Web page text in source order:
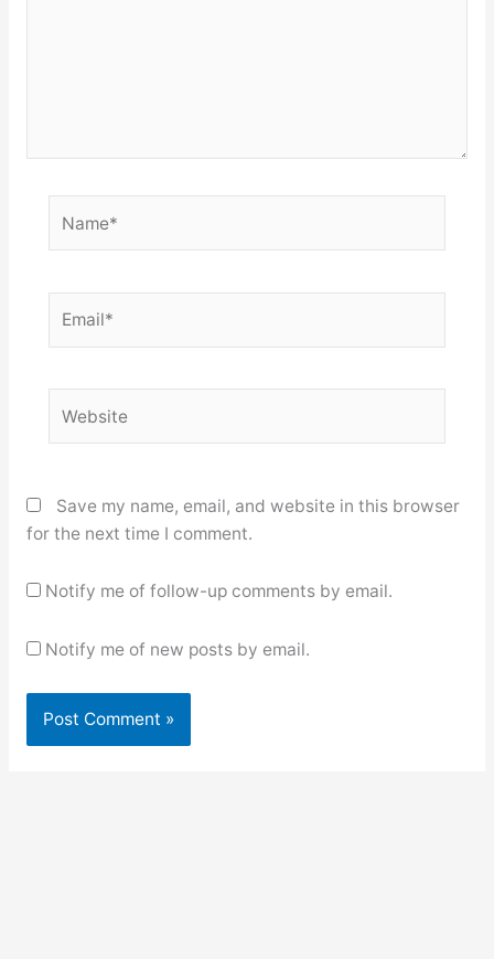
Save my name, email, and website in this browser
for the next time I comment.
Notify me of follow-up comments by email.
Notify me of new posts by email.